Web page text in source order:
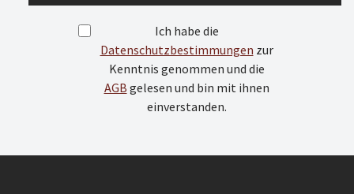
Ich habe die
Datenschutzbestimmungen zur
Kenntnis genommen und die
AGB gelesen und bin mit ihnen
einverstanden.